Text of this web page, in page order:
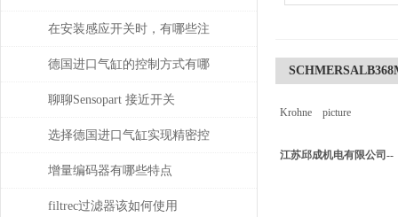
的定位功能？
在安装感应开关时，有哪些注
意事项？
德国进口气缸的控制方式有哪
些？
聊聊Sensopart 接近开关
选择德国进口气缸实现精密控
制和动力传输
增量编码器有哪些特点
filtrec过滤器该如何使用
Krohne picture
江苏邱成机电有限公司--